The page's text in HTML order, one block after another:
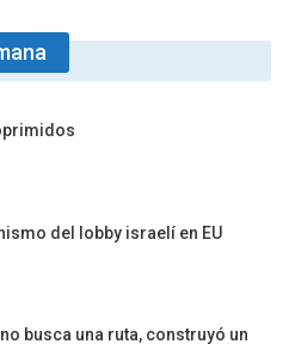
del lobby israelí en EU
busca una ruta, construyó un